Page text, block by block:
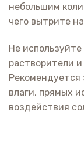
небольшим
чего вытрите
Не
растворители
влаги, прямых
воздействия